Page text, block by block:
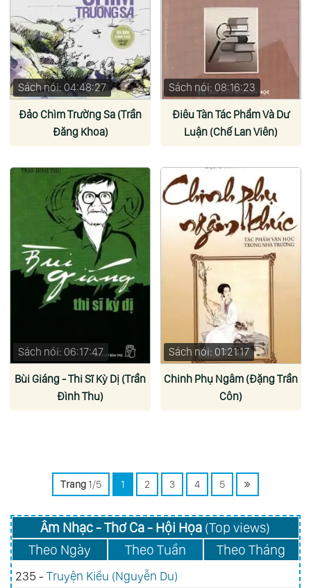
Sách nói: 04:48:27
Đảo Chìm Trường Sa (Trần
Đăng Khoa)
Sách nói: 08:16:23
Điêu Tàn Tác Phẩm Và Dư
Luận (Chế Lan Viên)
Sách nói: 06:17:47
Bùi Giáng - Thi Sĩ Kỳ Dị (Trần
Đình Thu)
Sách nói: 01:21:17
Chinh Phụ Ngâm (Đặng Trần
Côn)
Trang 1/5 1 2 3 4 5
Âm Nhạc - Thơ Ca - Hội Họa (Top views)
Theo Ngày
Theo Tuần Theo Tháng
235 -Truyện Kiều (Nguyễn Du)